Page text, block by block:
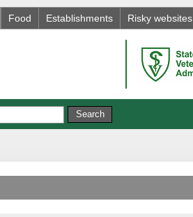
Food Establishments Risky websites